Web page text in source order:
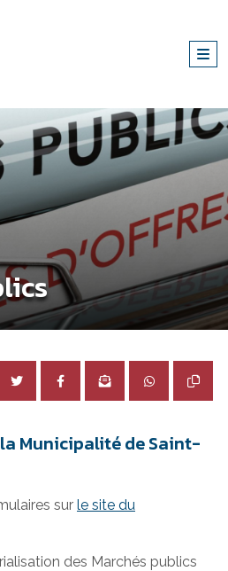
Municipalité de Saint-
sur le site du
des Marchés publics